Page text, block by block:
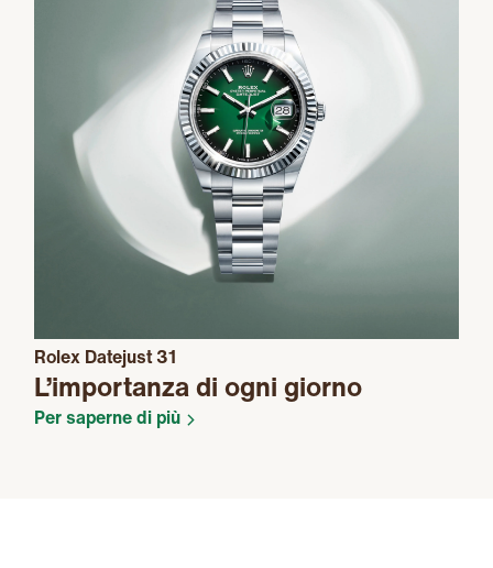
Rolex Datejust 31
L’importanza di ogni giorno
Per saperne di più